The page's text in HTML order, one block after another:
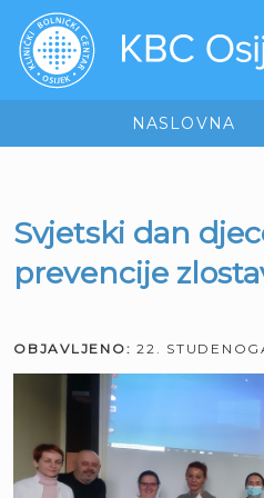
NASLOVNA
Svjetski dan
prevencije
OBJAVLJENO: 22.